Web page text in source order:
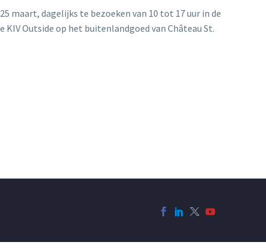
maart, dagelijks te bezoeken van 10 tot 17 uur in de
Outside op het buitenlandgoed van Château St.